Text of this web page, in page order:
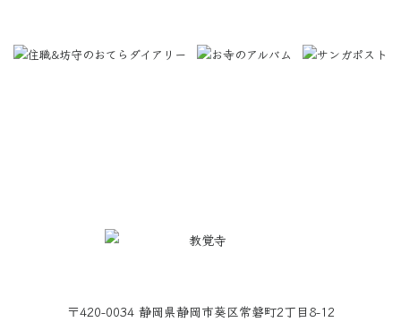
〒420-0034 静岡県静岡市葵区常磐町2丁目8-12